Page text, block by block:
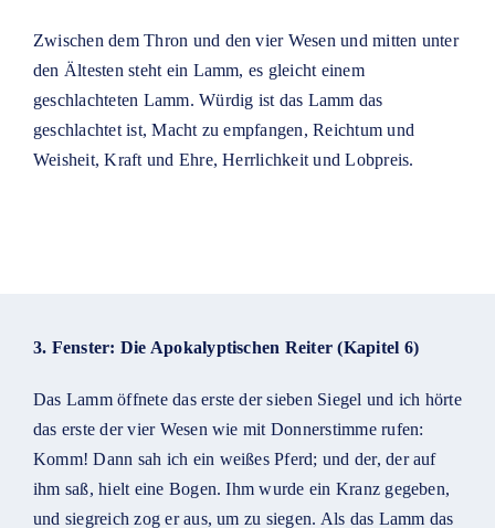
Zwischen dem Thron und den vier Wesen und mitten unter
den Ältesten steht ein Lamm, es gleicht einem
geschlachteten Lamm. Würdig ist das Lamm das
geschlachtet ist, Macht zu empfangen, Reichtum und
Weisheit, Kraft und Ehre, Herrlichkeit und Lobpreis.
3. Fenster: Die Apokalyptischen Reiter (Kapitel 6)
Das Lamm öffnete das erste der sieben Siegel und ich hörte
das erste der vier Wesen wie mit Donnerstimme rufen:
Komm! Dann sah ich ein weißes Pferd; und der, der auf
ihm saß, hielt eine Bogen. Ihm wurde ein Kranz gegeben,
und siegreich zog er aus, um zu siegen. Als das Lamm das